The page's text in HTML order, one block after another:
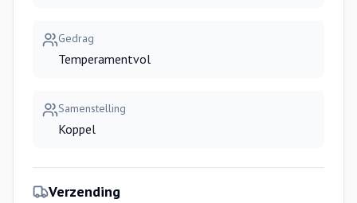
Gedrag
Temperamentvol
Samenstelling
Koppel
Verzending